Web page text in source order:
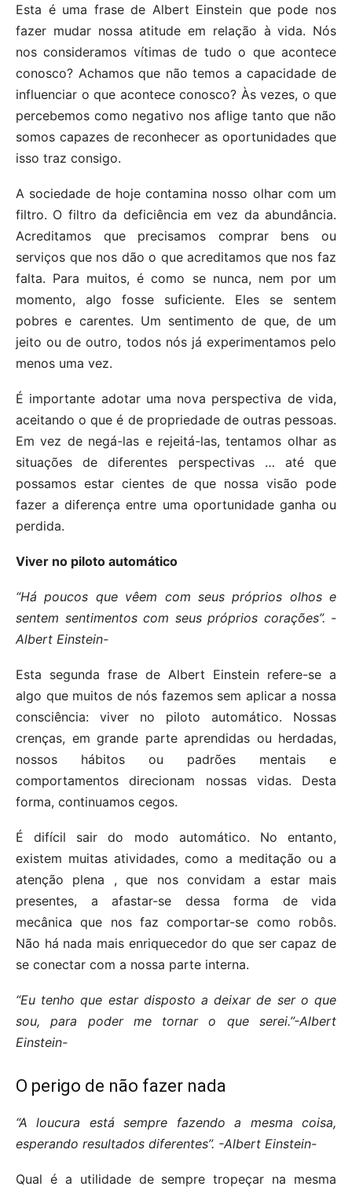
Esta é uma frase de Albert Einstein que pode nos
fazer mudar nossa atitude em relação à vida. Nós
nos consideramos vítimas de tudo o que acontece
conosco? Achamos que não temos a capacidade de
influenciar o que acontece conosco? Às vezes, o que
percebemos como negativo nos aflige tanto que não
somos capazes de reconhecer as oportunidades que
isso traz consigo.
A sociedade de hoje contamina nosso olhar com um
filtro. O filtro da deficiência em vez da abundância.
Acreditamos que precisamos comprar bens ou
serviços que nos dão o que acreditamos que nos faz
falta. Para muitos, é como se nunca, nem por um
momento, algo fosse suficiente. Eles se sentem
pobres e carentes. Um sentimento de que, de um
jeito ou de outro, todos nós já experimentamos pelo
menos uma vez.
É importante adotar uma nova perspectiva de vida,
aceitando o que é de propriedade de outras pessoas.
Em vez de negá-las e rejeitá-las, tentamos olhar as
situações de diferentes perspectivas … até que
possamos estar cientes de que nossa visão pode
fazer a diferença entre uma oportunidade ganha ou
perdida.
Viver no piloto automático
“Há poucos que vêem com seus próprios olhos e
sentem sentimentos com seus próprios corações”. -
Albert Einstein-
Esta segunda frase de Albert Einstein refere-se a
algo que muitos de nós fazemos sem aplicar a nossa
consciência: viver no piloto automático. Nossas
crenças, em grande parte aprendidas ou herdadas,
nossos hábitos ou padrões mentais e
comportamentos direcionam nossas vidas. Desta
forma, continuamos cegos.
É difícil sair do modo automático. No entanto,
existem muitas atividades, como a meditação ou a
atenção plena , que nos convidam a estar mais
presentes, a afastar-se dessa forma de vida
mecânica que nos faz comportar-se como robôs.
Não há nada mais enriquecedor do que ser capaz de
se conectar com a nossa parte interna.
“Eu tenho que estar disposto a deixar de ser o que
sou, para poder me tornar o que serei.”-Albert
Einstein-
O perigo de não fazer nada
“A loucura está sempre fazendo a mesma coisa,
esperando resultados diferentes”. -Albert Einstein-
Qual é a utilidade de sempre tropeçar na mesma